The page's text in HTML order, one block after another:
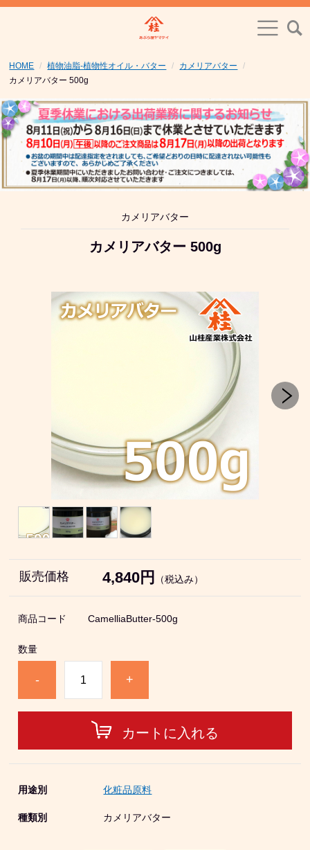
HOME 植物油脂-植物性オイル・バター
カメリアバター
カメリアバター 500g
カメリアバター
カメリアバター 500g
販売価格 4,840円 （税込み）
商品コード CamelliaButter-500g
数量
- +
カートに入れる
用途別 化粧品原料
種類別 カメリアバター